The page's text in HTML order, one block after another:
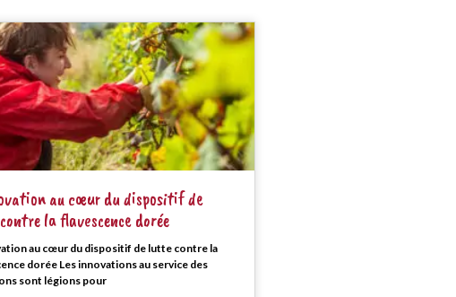
au cœur du dispositif de
la flavescence dorée
au cœur du dispositif de lutte contre la
dorée Les innovations au service des
sont légions pour